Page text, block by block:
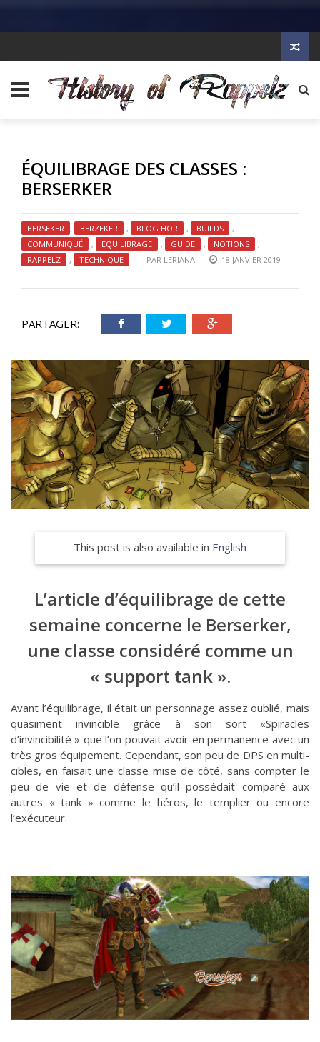
ÉQUILIBRAGE DES CLASSES :
BERSERKER
BERSEKER , BERZEKER , BLOG HOR , BUILDS
,
COMMUNIQUÉ
, EQUILIBRAGE , GUIDE , NOTIONS
,
RAPPELZ
, TECHNIQUE PAR LERIANA 18 JANVIER 2019
PARTAGER:
This post is also available in English
L’article d’équilibrage de cette
semaine concerne le Berserker,
une classe considéré comme un
« support tank ».
Avant l’équilibrage, il était un personnage assez oublié, mais
quasiment invincible grâce à son sort «Spiracles
d’invincibilité » que l’on pouvait avoir en permanence avec un
très gros équipement. Cependant, son peu de DPS en multi-
cibles, en faisait une classe mise de côté, sans compter le
peu de vie et de défense qu’il possédait comparé aux
autres « tank » comme le héros, le templier ou encore
l’exécuteur.